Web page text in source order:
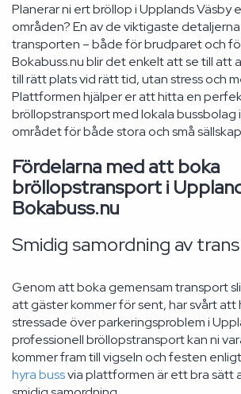
Planerar ni ert bröllop i Upplands Väsby
områden? En av de viktigaste
transporten – både för brudparet och
Bokabuss.nu blir det enkelt att se till att
till rätt plats vid rätt tid, utan stress och
Plattformen hjälper er att hitta en
bröllopstransport med lokala bussbolag
området för både stora och små
Fördelarna med att boka
bröllopstransport i
Bokabuss.nu
Smidig samordning av
Genom att boka gemensam transport
att gäster kommer för sent, har svårt att
stressade över parkeringsproblem i
professionell bröllopstransport kan ni
kommer fram till vigseln och festen
hyra bussvia plattformen är ett bra sätt